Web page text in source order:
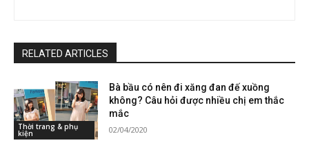
RELATED ARTICLES
Thời trang & phụ
kiện
Bà bầu có nên đi xăng đan đế xuồng
không? Câu hỏi được nhiều chị em thắc
mắc
02/04/2020